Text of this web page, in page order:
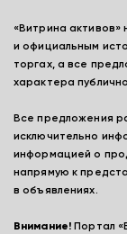
«Витрина активов»
и официальным
торгах, а все
характера
Все предложения
исключительно
информацией о
напрямую к
в объявлениях.
Внимание! Портал